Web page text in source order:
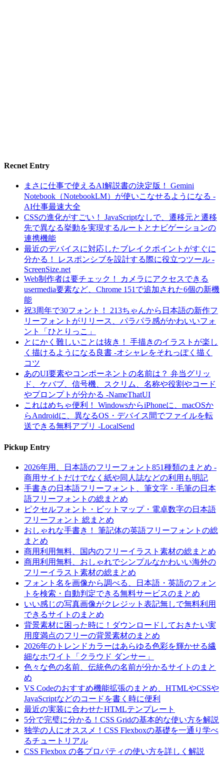
Recnet Entry
まさに仕事で使えるAI解説書の決定版！ Gemini
Notebook（NotebookLM）が使いこなせるようになる -
AI仕事最速大全
CSSの進化がすごい！ JavaScriptなしで、遷移元と遷移
先で異なる挙動を実現するルートとナビゲーションの
連携機能
最近のデバイスに対応したブレイクポイントがすぐに
分かる！ レスポンシブを設計する際に役立つツール -
ScreenSize.net
Web制作者は要チェック！ カメラにアクセスできる
usermedia要素など、Chrome 151で追加された6個の新機
能
祝3周年で30フォント！ 213ちゃんから日本語の新作フ
リーフォントがリリース、パラパラ感がかわいいフォ
ント「ひとりっこ」
とにかく難しいことは抜き！ 手描きのイラストが楽し
く描けるようになる良書 -オシャレをそれっぽく描く
コツ
あのUI要素やコンポーネントの名前は？ 弁当グリッ
ド、ケバブ、信号機、スクリム、名称や役割やコード
やプロンプトが分かる -NameThatUI
これはめちゃ便利！ WindowsからiPhoneに、macOSか
らAndroidに、異なるOS・デバイス間でファイルを転
送できる無料アプリ -LocalSend
Pickup Entry
2026年用、日本語のフリーフォント851種類のまとめ -
商用サイトだけでなく紙や同人誌などの利用も明記
手書きの日本語フリーフォント、筆文字・毛筆の日本
語フリーフォントの総まとめ
ピクセルフォント・ビットマップ・電卓数字の日本語
フリーフォント 総まとめ
おしゃれな手書き！ 筆記体の英語フリーフォントの総
まとめ
商用利用無料、国内のフリーイラスト素材の総まとめ
商用利用無料、おしゃれでシンプルなかわいい海外の
フリーイラスト素材の総まとめ
フォント名を画像から調べる、日本語・英語のフォン
トを検索・自動判定できる無料サービスのまとめ
いい感じの写真画像がクレジット表記無しで無料利用
できるサイトのまとめ
背景素材に困った時に！ダウンロードしておきたい実
用度満点のフリーの背景素材のまとめ
2026年のトレンドカラーはあらゆる色彩を輝かせる繊
細なホワイト「クラウド ダンサー」
色々な色の名前、伝統色の名前が分かるサイトのまと
め
VS Codeのおすすめ機能拡張のまとめ、HTMLやCSSや
JavaScriptなどのコードを書く時に便利
最近の実装に合わせたHTMLテンプレート
5分で完璧に分かる！CSS Gridの基本的な使い方を解説
独学の人にオススメ！CSS Flexboxの基礎を一通り学べ
るチュートリアル
CSS Flexbox の各プロパティの使い方を詳しく解説